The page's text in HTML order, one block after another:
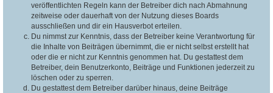
veröffentlichten Regeln kann der Betreiber dich nach Abmahnung
zeitweise oder dauerhaft von der Nutzung dieses Boards
ausschließen und dir ein Hausverbot erteilen.
Du nimmst zur Kenntnis, dass der Betreiber keine Verantwortung für
die Inhalte von Beiträgen übernimmt, die er nicht selbst erstellt hat
oder die er nicht zur Kenntnis genommen hat. Du gestattest dem
Betreiber, dein Benutzerkonto, Beiträge und Funktionen jederzeit zu
löschen oder zu sperren.
Du gestattest dem Betreiber darüber hinaus, deine Beiträge